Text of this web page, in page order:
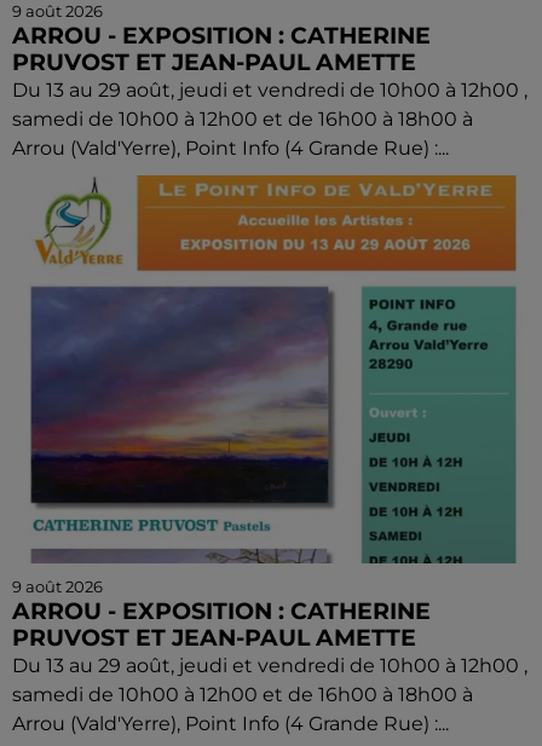
9 août 2026
ARROU - EXPOSITION : CATHERINE
PRUVOST ET JEAN-PAUL AMETTE
Du 13 au 29 août, jeudi et vendredi de 10h00 à 12h00 ,
samedi de 10h00 à 12h00 et de 16h00 à 18h00 à
Arrou (Vald'Yerre), Point Info (4 Grande Rue) :...
9 août 2026
ARROU - EXPOSITION : CATHERINE
PRUVOST ET JEAN-PAUL AMETTE
Du 13 au 29 août, jeudi et vendredi de 10h00 à 12h00 ,
samedi de 10h00 à 12h00 et de 16h00 à 18h00 à
Arrou (Vald'Yerre), Point Info (4 Grande Rue) :...